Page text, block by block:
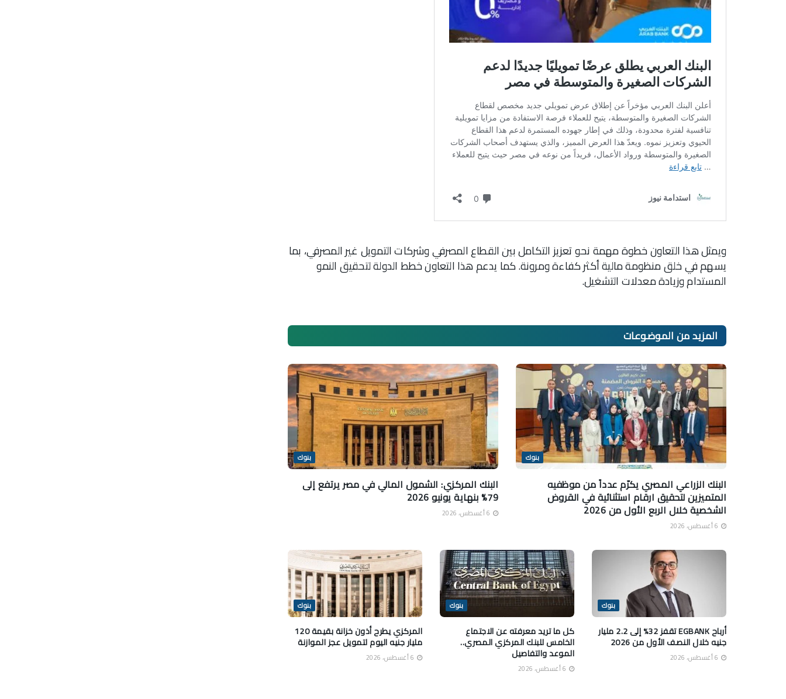
ويمثل هذا التعاون خطوة مهمة نحو تعزيز التكامل بين القطاع المصرفي وشركات التمويل غير المصرفي، بما
يسهم في خلق منظومة مالية أكثر كفاءة ومرونة. كما يدعم هذا التعاون خطط الدولة لتحقيق النمو
المستدام وزيادة معدلات التشغيل.
المزيد منالموضوعات
بنوك
البنك الزراعي المصري يكرّم عدداً من موظفيه
المتميزين لتحقيق ارقام استثنائية في القروض
الشخصية خلال الربع الأول من 2026
بنوك
البنك المركزي: الشمول المالي في مصر يرتفع إلى
79% بنهاية يونيو 2026
بنوك
أرباح EGBANK تقفز 32% إلى 2.2 مليار
جنيه خلال النصف الأول من 2026
بنوك
كل ما تريد معرفته عن الاجتماع
الخامس للبنك المركزي المصري..
الموعد والتفاصيل
بنوك
المركزي يطرح أذون خزانة بقيمة 120
مليار جنيه اليوم لتمويل عجز الموازنة